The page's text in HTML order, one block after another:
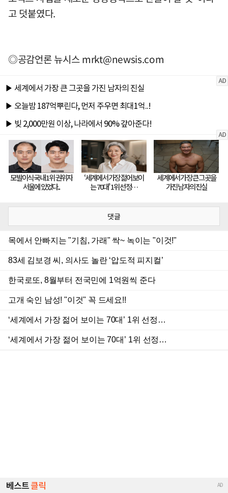
고 덧붙였다.
◎공감언론 뉴시스mrkt@newsis.com
댓글